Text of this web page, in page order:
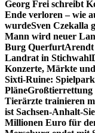
Georg Frei schreibt
Ende verloren – wie
wurdeSven Czekalla
Mann wird neuer
Burg QuerfurtArendt
Landrat in Stichwahl
Konzerte, Märkte
Sixti-Ruine:
PläneGroßtierrettung
Tierärzte trainieren
ist Sachsen-Anhalt-
Millionen Euro für